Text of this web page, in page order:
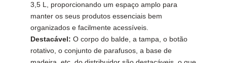
3,5 L, proporcionando um espaço amplo para
manter os seus produtos essenciais bem
organizados e facilmente acessíveis.
Destacável:O corpo do balde, a tampa, o botão
rotativo, o conjunto de parafusos, a base de